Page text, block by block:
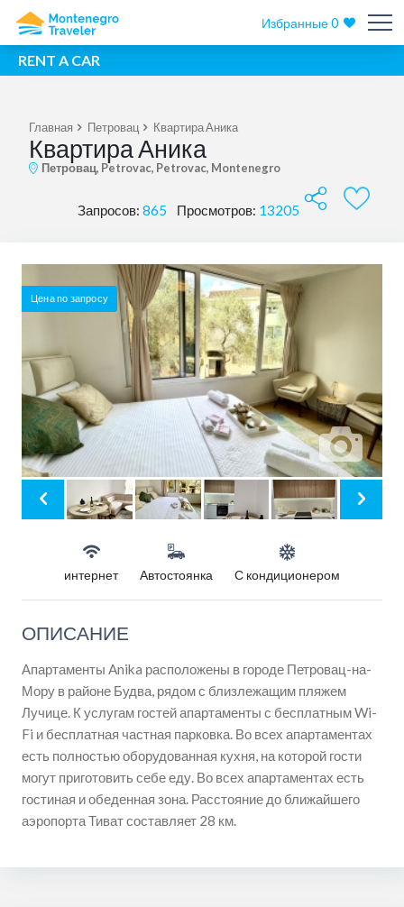
Избранные0
RENT A CAR
Главная Петровац Квартира Аника
Квартира Аника
Петровац, Petrovac, Petrovac, Montenegro
Запросов: 865 Просмотров: 13205
Цена по запросу
интернет Автостоянка С кондиционером
ОПИСАНИЕ
Апартаменты Anika расположены в городе Петровац-на-
Мору в районе Будва, рядом с близлежащим пляжем
Лучице. К услугам гостей апартаменты с бесплатным Wi-
Fi и бесплатная частная парковка. Во всех апартаментах
есть полностью оборудованная кухня, на которой гости
могут приготовить себе еду. Во всех апартаментах есть
гостиная и обеденная зона. Расстояние до ближайшего
аэропорта Тиват составляет 28 км.